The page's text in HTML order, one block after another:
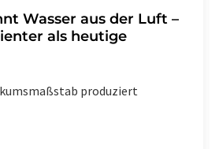
Wasser aus der Luft –
als heutige
produziert